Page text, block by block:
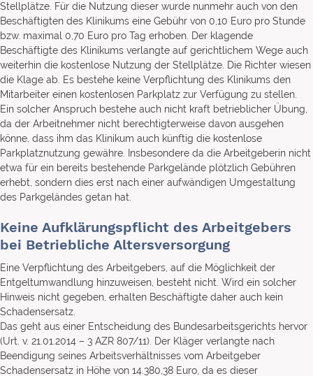
Stellplätze. Für die Nutzung dieser wurde nunmehr auch von den
Beschäftigten des Klinikums eine Gebühr von 0,10 Euro pro Stunde
bzw. maximal 0,70 Euro pro Tag erhoben. Der klagende
Beschäftigte des Klinikums verlangte auf gerichtlichem Wege auch
weiterhin die kostenlose Nutzung der Stellplätze. Die Richter wiesen
die Klage ab. Es bestehe keine Verpflichtung des Klinikums den
Mitarbeiter einen kostenlosen Parkplatz zur Verfügung zu stellen.
Ein solcher Anspruch bestehe auch nicht kraft betrieblicher Übung,
da der Arbeitnehmer nicht berechtigterweise davon ausgehen
könne, dass ihm das Klinikum auch künftig die kostenlose
Parkplatznutzung gewähre. Insbesondere da die Arbeitgeberin nicht
etwa für ein bereits bestehende Parkgelände plötzlich Gebühren
erhebt, sondern dies erst nach einer aufwändigen Umgestaltung
des Parkgeländes getan hat.
Keine Aufklärungspflicht des Arbeitgebers
bei Betriebliche Altersversorgung
Eine Verpflichtung des Arbeitgebers, auf die Möglichkeit der
Entgeltumwandlung hinzuweisen, besteht nicht. Wird ein solcher
Hinweis nicht gegeben, erhalten Beschäftigte daher auch kein
Schadensersatz.
Das geht aus einer Entscheidung des Bundesarbeitsgerichts hervor
(Urt. v. 21.01.2014 – 3 AZR 807/11). Der Kläger verlangte nach
Beendigung seines Arbeitsverhältnisses vom Arbeitgeber
Schadensersatz in Höhe von 14.380,38 Euro, da es dieser